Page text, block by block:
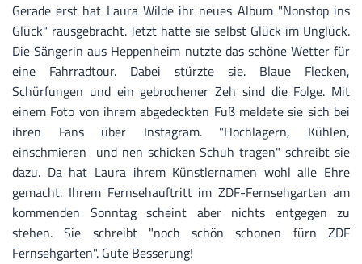
Gerade erst hat Laura Wilde ihr neues Album "Nonstop ins
Glück" rausgebracht. Jetzt hatte sie selbst Glück im Unglück.
Die Sängerin aus Heppenheim nutzte das schöne Wetter für
eine Fahrradtour. Dabei stürzte sie. Blaue Flecken,
Schürfungen und ein gebrochener Zeh sind die Folge. Mit
einem Foto von ihrem abgedeckten Fuß meldete sie sich bei
ihren Fans über Instagram. "Hochlagern, Kühlen,
einschmieren und nen schicken Schuh tragen" schreibt sie
dazu. Da hat Laura ihrem Künstlernamen wohl alle Ehre
gemacht. Ihrem Fernsehauftritt im ZDF-Fernsehgarten am
kommenden Sonntag scheint aber nichts entgegen zu
stehen. Sie schreibt "noch schön schonen fürn ZDF
Fernsehgarten". Gute Besserung!